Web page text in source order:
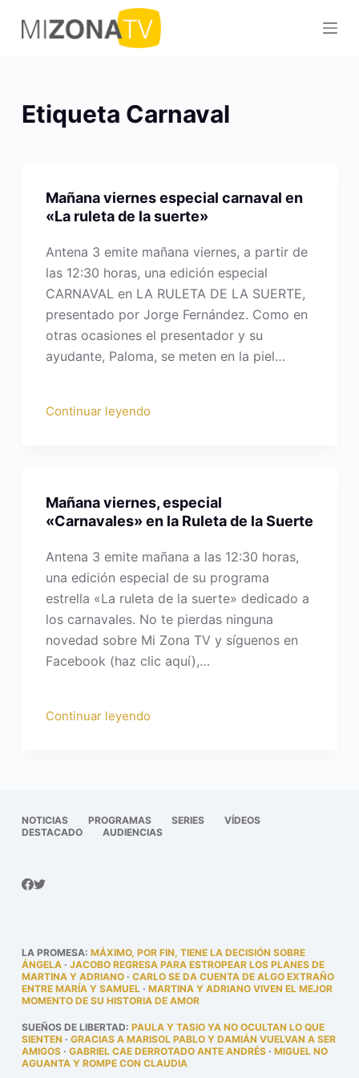
S
a
aEtiqueta Carnaval
Mañana viernes especial carnaval en
«La ruleta de la suerte»
Antena 3 emite mañana viernes, a partir de
las 12:30 horas, una edición especial
CARNAVAL en LA RULETA DE LA SUERTE,
presentado por Jorge Fernández. Como en
otras ocasiones el presentador y su
ayudante, Paloma, se meten en la piel…
Continuar leyendo
Mañana viernes, especial
«Carnavales» en la Ruleta de la Suerte
Antena 3 emite mañana a las 12:30 horas,
una edición especial de su programa
estrella «La ruleta de la suerte» dedicado a
los carnavales. No te pierdas ninguna
novedad sobre Mi Zona TV y síguenos en
Facebook (haz clic aquí),…
Continuar leyendo
NOTICIAS PROGRAMAS SERIES
VÍDEOS
DESTACADO
AUDIENCIAS
LA PROMESA: MÁXIMO, POR FIN, TIENE LA DECISIÓN SOBRE
ÁNGELA· JACOBO REGRESA PARA ESTROPEAR LOS PLANES DE
MARTINA Y ADRIANO· CARLO SE DA CUENTA DE ALGO EXTRAÑO
ENTRE MARÍA Y SAMUEL· MARTINA Y ADRIANO VIVEN EL MEJOR
MOMENTO DE SU HISTORIA DE AMOR
SUEÑOS DE LIBERTAD: PAULA Y TASIO YA NO OCULTAN LO QUE
SIENTEN · GRACIAS A MARISOL PABLO Y DAMIÁN VUELVAN A SER
AMIGOS· GABRIEL CAE DERROTADO ANTE ANDRÉS· MIGUEL NO
AGUANTA Y ROMPE CON CLAUDIA